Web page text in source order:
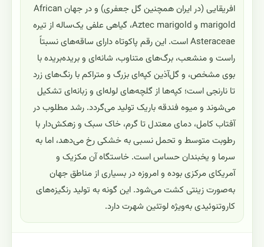
افریقایی (در ایران همچنین گل جعفری) و در جهان African
marigold و Aztec marigold، گیاهی علفی یک‌ساله از تیره
Asteraceae است. این رقم پاکوتاه دارای ساقه‌های نسبتاً
راست و منشعب، برگ‌های متناوب، شانه‌ای و برید‌ه‌بریده با
بوی مشخص، و گل‌آذین کپه‌ای بزرگ و متراکم با رنگ‌های زرد
تا نارنجی است؛ کپه‌ها از گلچه‌های لوله‌ای و زبانه‌ای تشکیل
می‌شوند و میوه فندقه باریک تولید می‌گردد. رشد مطلوب در
آفتاب کامل، دمای معتدل تا گرم، خاک سبک و زهکش‌دار با
رطوبت متوسط و تحمل نسبی به خشکی رخ می‌دهد، اما به
سرما و یخبندان حساس است. خاستگاه آن مکزیک و
آمریکای مرکزی بوده و امروزه در بسیاری از مناطق جهان
به‌صورت زینتی کشت می‌شود. این گونه به تولید رنگیزه‌های
کاروتنوئیدی به‌ویژه لوتئین شهرت دارد.